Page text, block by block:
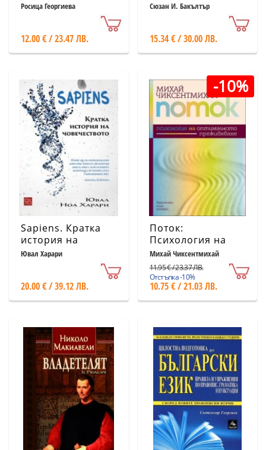
(второ издание)
Росица Георгиева
12.00 € / 23.47 ЛВ.
приложения
Сюзан И. Бакълтър
15.34 € / 30.00 ЛВ.
Sapiens. Кратка
история на
човечеството
Ювал Харари
20.00 € / 39.12 ЛВ.
-10%
Поток:
Психология на
оптималното
преживяване
Михай Чиксентмихай
11.95 € / 23.37 ЛВ.
Отстъпка -10%
10.75 € / 21.03 ЛВ.